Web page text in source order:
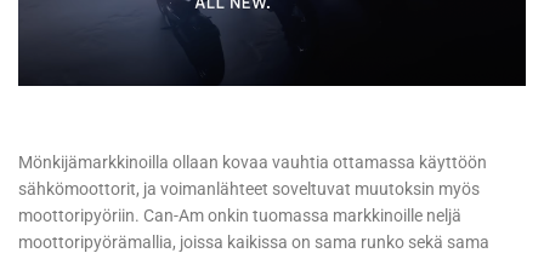
Mönkijämarkkinoilla ollaan kovaa vauhtia ottamassa käyttöön
sähkömoottorit, ja voimanlähteet soveltuvat muutoksin myös
moottoripyöriin. Can-Am onkin tuomassa markkinoille neljä
moottoripyörämallia, joissa kaikissa on sama runko sekä sama